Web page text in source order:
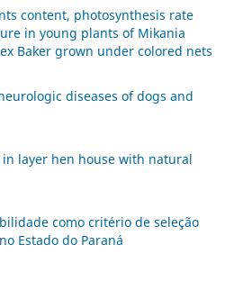
content, photosynthesis rate
in young plants of Mikania
Baker grown under colored nets
diseases of dogs and
layer hen house with natural
como critério de seleção
Estado do Paraná